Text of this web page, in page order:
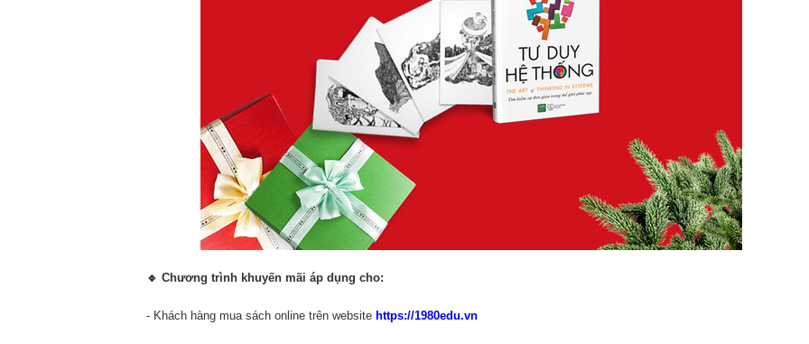
🔹 Chương trình khuyến mãi áp dụng cho:
- Khách hàng mua sách online trên website https://1980edu.vn